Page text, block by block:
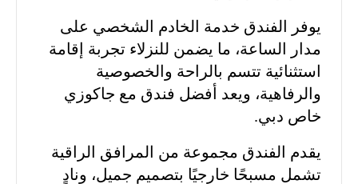
يوفر الفندق خدمة الخادم الشخصي على
مدار الساعة، ما يضمن للنزلاء تجربة إقامة
استثنائية تتسم بالراحة والخصوصية
والرفاهية، ويعد أفضل فندق مع جاكوزي
خاص دبي.
يقدم الفندق مجموعة من المرافق الراقية
تشمل مسبحًا خارجيًا بتصميم جميل، ونادٍ